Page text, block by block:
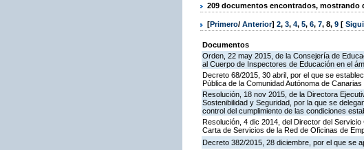
209 documentos encontrados, mostrando
[Primero/ Anterior] 2, 3, 4, 5, 6, 7, 8, 9 [
Documentos
Orden, 22 may 2015, de la Consejería de
al Cuerpo de Inspectores de Educación en el
Decreto 68/2015, 30 abril, por el que se
Pública de la Comunidad Autónoma de Canarias
Resolución, 18 nov 2015, de la Directora
Sostenibilidad y Seguridad, por la que se
control del cumplimiento de las condiciones
Resolución, 4 dic 2014, del Director del
Carta de Servicios de la Red de Oficinas de
Decreto 382/2015, 28 diciembre, por el que se